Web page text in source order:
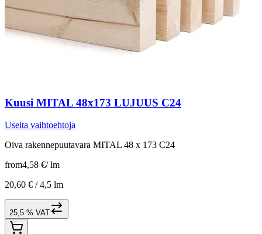
Kuusi MITAL 48x173 LUJUUS C24
Useita vaihtoehtoja
Oiva rakennepuutavara MITAL 48 x 173 C24
from4,58 €/ lm
20,60 € /4,5 lm
25,5 % VAT